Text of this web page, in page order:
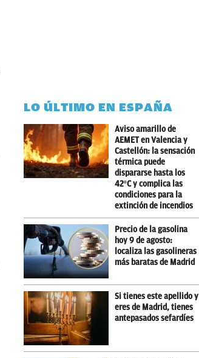
LO ÚLTIMO EN ESPAÑA
Aviso amarillo de
AEMET en Valencia y
Castellón: la sensación
térmica puede
dispararse hasta los
42ºC y complica las
condiciones para la
extinción de incendios
Precio de la gasolina
hoy 9 de agosto:
localiza las gasolineras
más baratas de Madrid
Si tienes este apellido y
eres de Madrid, tienes
antepasados sefardíes